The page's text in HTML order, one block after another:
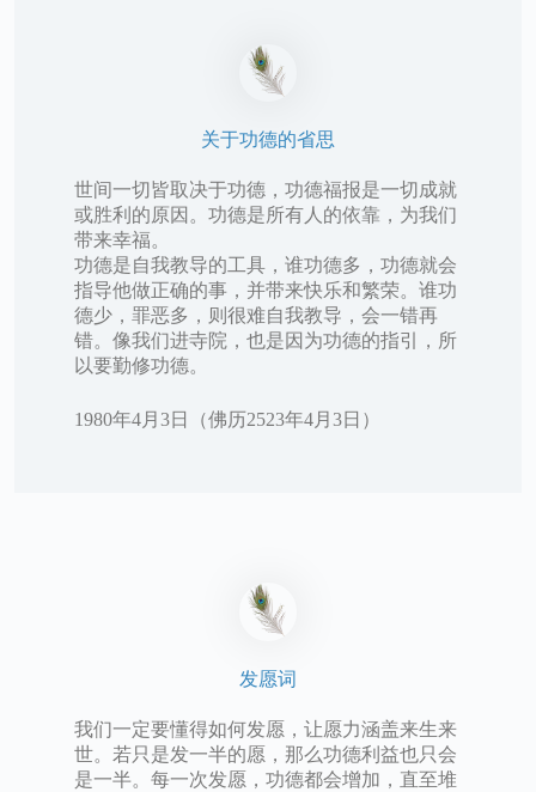
关于功德的省思
世间一切皆取决于功德，功德福报是一切成就
或胜利的原因。功德是所有人的依靠，为我们
带来幸福。
功德是自我教导的工具，谁功德多，功德就会
指导他做正确的事，并带来快乐和繁荣。谁功
德少，罪恶多，则很难自我教导，会一错再
错。像我们进寺院，也是因为功德的指引，所
以要勤修功德。
1980年4月3日（佛历2523年4月3日）
发愿词
我们一定要懂得如何发愿，让愿力涵盖来生来
世。若只是发一半的愿，那么功德利益也只会
是一半。每一次发愿，功德都会增加，直至堆